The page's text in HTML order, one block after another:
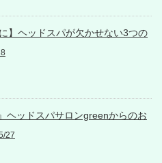
】ヘッドスパが欠かせない3つの
ヘッドスパサロンgreenからのお
27